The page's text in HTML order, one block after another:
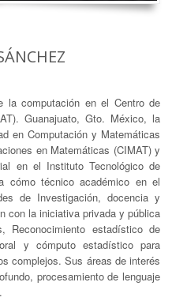
la computación en el Centro de
Guanajuato, Gto. México, la
en Computación y Matemáticas
en Matemáticas (CIMAT) y
en el Instituto Tecnológico de
cómo técnico académico en el
de Investigación, docencia y
con la iniciativa privada y pública
Reconocimiento estadístico de
y cómputo estadístico para
complejos. Sus áreas de interés
procesamiento de lenguaje